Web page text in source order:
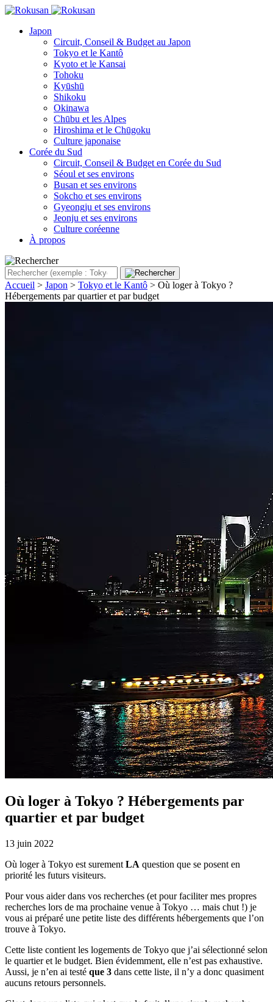
Japon
Circuit, Conseil & Budget au Japon
Tokyo et le Kantô
Kyoto et le Kansai
Tohoku
Kyūshū
Shikoku
Okinawa
Chūbu et les Alpes
Hiroshima et le Chūgoku
Culture japonaise
Corée du Sud
Circuit, Conseil & Budget en Corée du Sud
Séoul et ses environs
Busan et ses environs
Sokcho et ses environs
Gyeongju et ses environs
Jeonju et ses environs
Culture coréenne
À propos
Accueil > Japon > Tokyo et le Kantô > Où loger à Tokyo ?
Hébergements par quartier et par budget
Où loger à Tokyo ? Hébergements par
quartier et par budget
13 juin 2022
Où loger à Tokyo est surement LA question que se posent en
priorité les futurs visiteurs.
Pour vous aider dans vos recherches (et pour faciliter mes propres
recherches lors de ma prochaine venue à Tokyo … mais chut !) je
vous ai préparé une petite liste des différents hébergements que l’on
trouve à Tokyo.
Cette liste contient les logements de Tokyo que j’ai sélectionné selon
le quartier et le budget. Bien évidemment, elle n’est pas exhaustive.
Aussi, je n’en ai testé que 3 dans cette liste, il n’y a donc quasiment
aucuns retours personnels.